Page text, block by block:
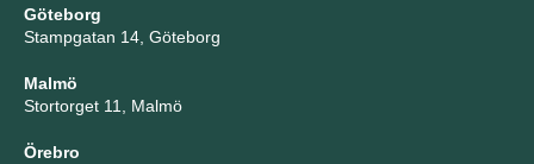
Göteborg
Stampgatan 14, Göteborg
Malmö
Stortorget 11, Malmö
Örebro